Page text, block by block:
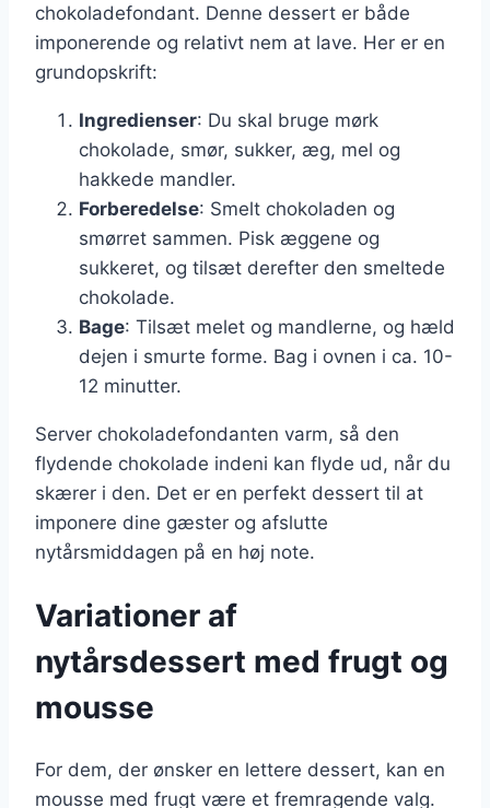
chokoladefondant. Denne dessert er både
imponerende og relativt nem at lave. Her er en
grundopskrift:
Ingredienser: Du skal bruge mørk
chokolade, smør, sukker, æg, mel og
hakkede mandler.
Forberedelse: Smelt chokoladen og
smørret sammen. Pisk æggene og
sukkeret, og tilsæt derefter den smeltede
chokolade.
Bage: Tilsæt melet og mandlerne, og hæld
dejen i smurte forme. Bag i ovnen i ca. 10-
12 minutter.
Server chokoladefondanten varm, så den
flydende chokolade indeni kan flyde ud, når du
skærer i den. Det er en perfekt dessert til at
imponere dine gæster og afslutte
nytårsmiddagen på en høj note.
Variationer af
nytårsdessert med frugt og
mousse
For dem, der ønsker en lettere dessert, kan en
mousse med frugt være et fremragende valg.